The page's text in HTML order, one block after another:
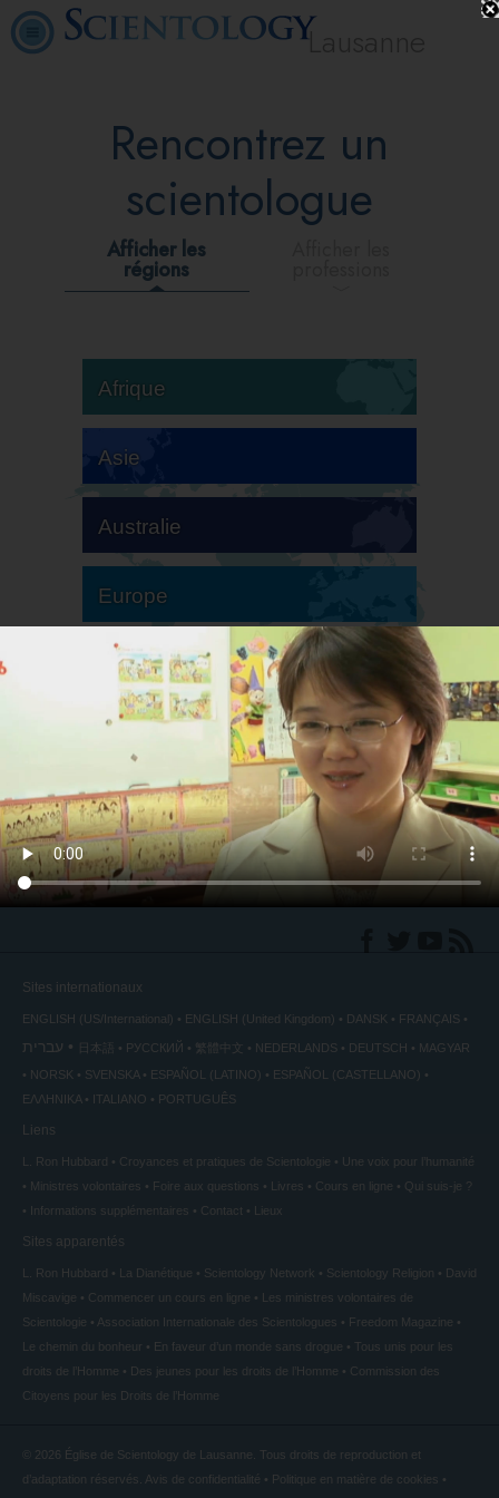
Lausanne
Rencontrez un
scientologue
Afficher les
régions
Afrique
Asie
Australie
Europe
Amérique du Sud
Amérique du Nord
Sites internationaux
ENGLISH (US/International) ENGLISH (United Kingdom) DANSK FRANÇAIS
עברית 日本語 РУССКИЙ 繁體中文 NEDERLANDS DEUTSCH
MAGYAR
NORSK
SVENSKA ESPAÑOL (LATINO)
ESPAÑOL (CASTELLANO)
ΕΛΛΗΝΙΚA
ITALIANO PORTUGUÊS
Liens
L. Ron Hubbard Croyances et pratiques de Scientologie
Une voix pour l’humanité
Ministres volontaires
Foire aux questions Livres Cours en ligne
Qui suis-je ?
Informations supplémentaires
Contact Lieux
Sites apparentés
L. Ron Hubbard La Dianétique Scientology Network Scientology Religion
David
Miscavige
Commencer un cours en ligne
Les ministres volontaires de
Scientologie
Association Internationale des Scientologues
Freedom Magazine
Le chemin du bonheur
En faveur d’un monde sans drogue
Tous unis pour les
droits de l’Homme
Des jeunes pour les droits de l’Homme
Commission des
Citoyens pour les Droits de l’Homme
© 2026 Église de Scientology de Lausanne. Tous droits de reproduction et
d’adaptation réservés. Avis de confidentialité • Politique en matière de cookies •